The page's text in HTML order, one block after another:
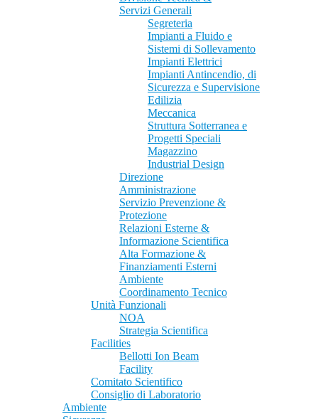
Servizi Generali
Segreteria
Impianti a Fluido e
Sistemi di Sollevamento
Impianti Elettrici
Impianti Antincendio, di
Sicurezza e Supervisione
Edilizia
Meccanica
Struttura Sotterranea e
Progetti Speciali
Magazzino
Industrial Design
Direzione
Amministrazione
Servizio Prevenzione &
Protezione
Relazioni Esterne &
Informazione Scientifica
Alta Formazione &
Finanziamenti Esterni
Ambiente
Coordinamento Tecnico
Unità Funzionali
NOA
Strategia Scientifica
Facilities
Bellotti Ion Beam
Facility
Comitato Scientifico
Consiglio di Laboratorio
Ambiente